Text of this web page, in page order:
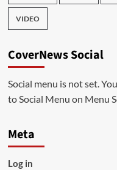
VIDEO
CoverNews Social
Social menu is not set.
to Social Menu on Menu
Meta
Log in